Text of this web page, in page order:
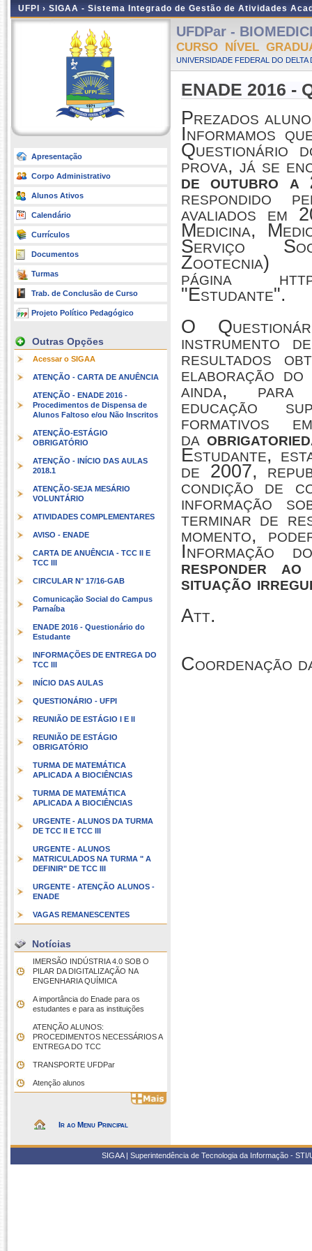
UFPI › SIGAA - Sistema Integrado de Gestão de Atividades
Apresentação
Corpo Administrativo
Alunos Ativos
Calendário
Currículos
Documentos
Turmas
Trab. de Conclusão de Curso
Projeto Político Pedagógico
Outras Opções
Acessar o SIGAA
ATENÇÃO - CARTA DE ANUÊNCIA
ATENÇÃO - ENADE 2016 -
Procedimentos de Dispensa de
Alunos Faltoso e/ou Não Inscritos
ATENÇÃO-ESTÁGIO
OBRIGATÓRIO
ATENÇÃO - INÍCIO DAS AULAS
2018.1
ATENÇÃO-SEJA MESÁRIO
VOLUNTÁRIO
ATIVIDADES COMPLEMENTARES
AVISO - ENADE
CARTA DE ANUÊNCIA - TCC II E
TCC III
CIRCULAR N° 17/16-GAB
Comunicação Social do Campus
Parnaíba
ENADE 2016 - Questionário do
Estudante
INFORMAÇÕES DE ENTREGA DO
TCC III
INÍCIO DAS AULAS
QUESTIONÁRIO - UFPI
REUNIÃO DE ESTÁGIO I E II
REUNIÃO DE ESTÁGIO
OBRIGATÓRIO
TURMA DE MATEMÁTICA
APLICADA A BIOCIÊNCIAS
TURMA DE MATEMÁTICA
APLICADA A BIOCIÊNCIAS
URGENTE - ALUNOS DA TURMA
DE TCC II E TCC III
URGENTE - ALUNOS
MATRICULADOS NA TURMA " A
DEFINIR" DE TCC III
URGENTE - ATENÇÃO ALUNOS -
ENADE
VAGAS REMANESCENTES
Notícias
IMERSÃO INDÚSTRIA 4.0 SOB O
PILAR DA DIGITALIZAÇÃO NA
ENGENHARIA QUÍMICA
A importância do Enade para os
estudantes e para as instituições
ATENÇÃO ALUNOS:
PROCEDIMENTOS NECESSÁRIOS A
ENTREGA DO TCC
TRANSPORTE UFDPar
Atenção alunos
Ir ao Menu Principal
UFDPar -
CURSO NÍVEL
UNIVERSIDADE FEDERAL DO DELTA
ENADE 2016 -
Prezados
Informamos
Questionário
prova, já se
de outubro a
respondido
avaliados em
Medicina,
Serviço
página
"Estudante".
O
instrumento
resultados
elaboração
ainda,
educação
formativos
da
Estudante,
de 2007,
condição de
informação
terminar de
momento,
Informação
responder
situação
Att.
Coordenação
SIGAA | Superintendência de Tecnologia da Informação -